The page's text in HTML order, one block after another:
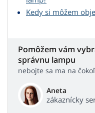
Kedy si môžem
Pomôžem vám
správnu lampu
nebojte sa ma na
Aneta
zákaznícky